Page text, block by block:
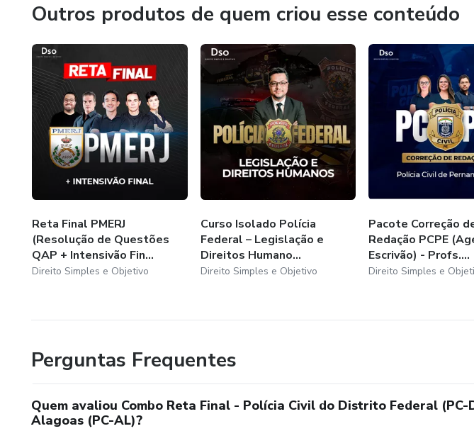
Outros produtos de quem criou esse conteúdo
Reta Final PMERJ
(Resolução de Questões
QAP + Intensivão Fin...
Direito Simples e Objetivo
Curso Isolado Polícia
Federal – Legislação e
Direitos Humano...
Direito Simples e Objetivo
Pacote Correção
Redação PCPE
Escrivão) - Profs....
Direito Simples e
Perguntas Frequentes
Quem avaliou Combo Reta Final - Polícia Civil do Distrito Federal (PC-
Alagoas (PC-AL)?